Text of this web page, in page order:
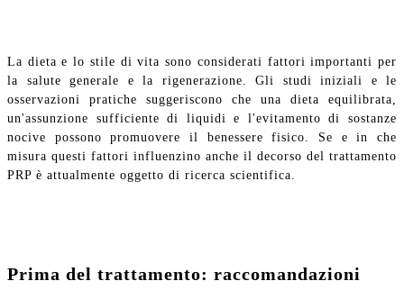
La dieta e lo stile di vita sono considerati fattori importanti per
la salute generale e la rigenerazione. Gli studi iniziali e le
osservazioni pratiche suggeriscono che una dieta equilibrata,
un'assunzione sufficiente di liquidi e l'evitamento di sostanze
nocive possono promuovere il benessere fisico. Se e in che
misura questi fattori influenzino anche il decorso del trattamento
PRP è attualmente oggetto di ricerca scientifica.
Prima del trattamento: raccomandazioni